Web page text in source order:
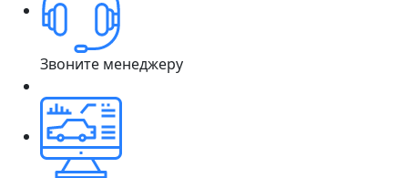
Звоните менеджеру